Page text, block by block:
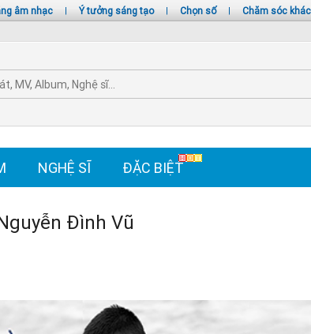
âm nhạc | Ý tưởng sáng tạo | Chọn số | Chăm sóc
NGHỆ SĨ ĐẶC BIỆT
Đình Vũ